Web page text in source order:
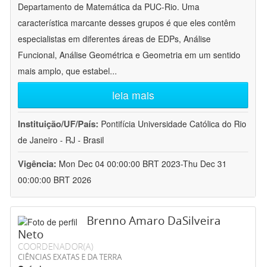
Departamento de Matemática da PUC-Rio. Uma
característica marcante desses grupos é que eles contêm
especialistas em diferentes áreas de EDPs, Análise
Funcional, Análise Geométrica e Geometria em um sentido
mais amplo, que estabel...
leia mais
Instituição/UF/País: Pontifícia Universidade Católica do Rio
de Janeiro - RJ - Brasil
Vigência: Mon Dec 04 00:00:00 BRT 2023-Thu Dec 31
00:00:00 BRT 2026
Brenno Amaro DaSilveira
Neto
COORDENADOR(A)
CIÊNCIAS EXATAS E DA TERRA